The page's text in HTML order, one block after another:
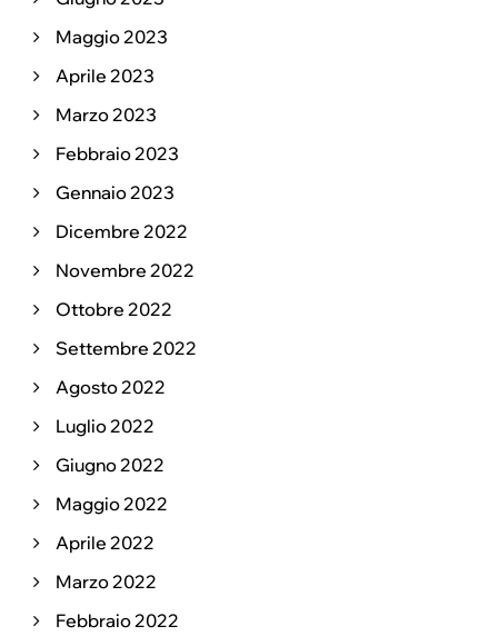
Maggio 2023
Aprile 2023
Marzo 2023
Febbraio 2023
Gennaio 2023
Dicembre 2022
Novembre 2022
Ottobre 2022
Settembre 2022
Agosto 2022
Luglio 2022
Giugno 2022
Maggio 2022
Aprile 2022
Marzo 2022
Febbraio 2022